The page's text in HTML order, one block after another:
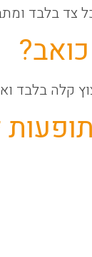
קלה בלבד